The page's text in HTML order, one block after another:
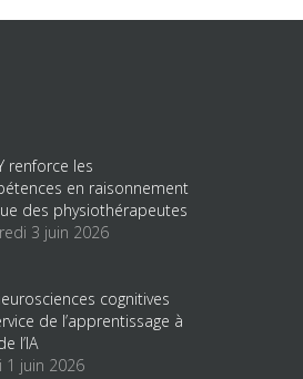
renforce les
en raisonnement
des physiothérapeutes
3 juin 2026
cognitives
de l’apprentissage à
l’IA
1 juin 2026